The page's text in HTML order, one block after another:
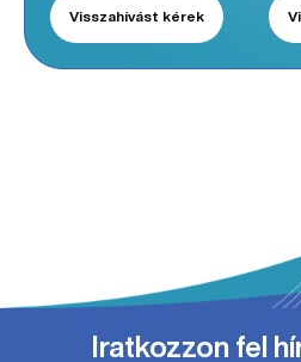
Visszahívást kérek
Iratkozzon fel